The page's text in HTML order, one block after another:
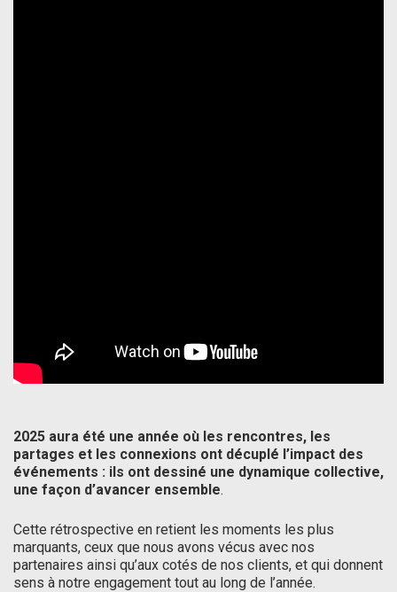
2025 aura été une année où les rencontres, les
partages et les connexions ont décuplé l’impact des
événements : ils ont dessiné une dynamique collective,
une façon d’avancer ensemble.
Cette rétrospective en retient les moments les plus
marquants, ceux que nous avons vécus avec nos
partenaires ainsi qu’aux cotés de nos clients, et qui donnent
sens à notre engagement tout au long de l’année.